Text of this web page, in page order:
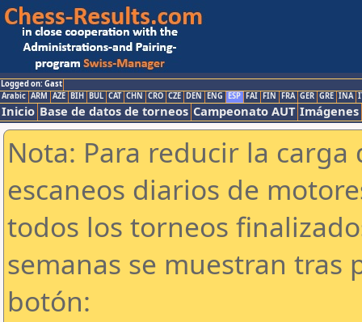
Logged on: Gast
Arabic ARM AZE BIH BUL CAT CHN CRO CZE DEN ENG ESP FAI FIN FRA GER GRE INA
Inicio Base de datos de torneos Campeonato AUT Imágenes
Nota: Para reducir la
escaneos diarios de
todos los torneos
semanas se muestran tras
botón: